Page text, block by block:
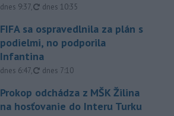
dnes 9:37, aktualizované
dnes 10:35
FIFA sa ospravedlnila za plán s
podielmi, no podporila
Infantina
dnes 6:47, aktualizované
dnes 7:10
Prokop odchádza z MŠK Žilina
na hosťovanie do Interu Turku